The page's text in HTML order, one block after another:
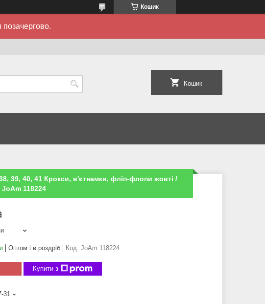
Кошик
Кошик
39, 40, 41 Крокси, в'єтнамки, фліп-флопи жовті /
118224
Оптом і в роздріб Код: JoAm 118224
Купити з
31